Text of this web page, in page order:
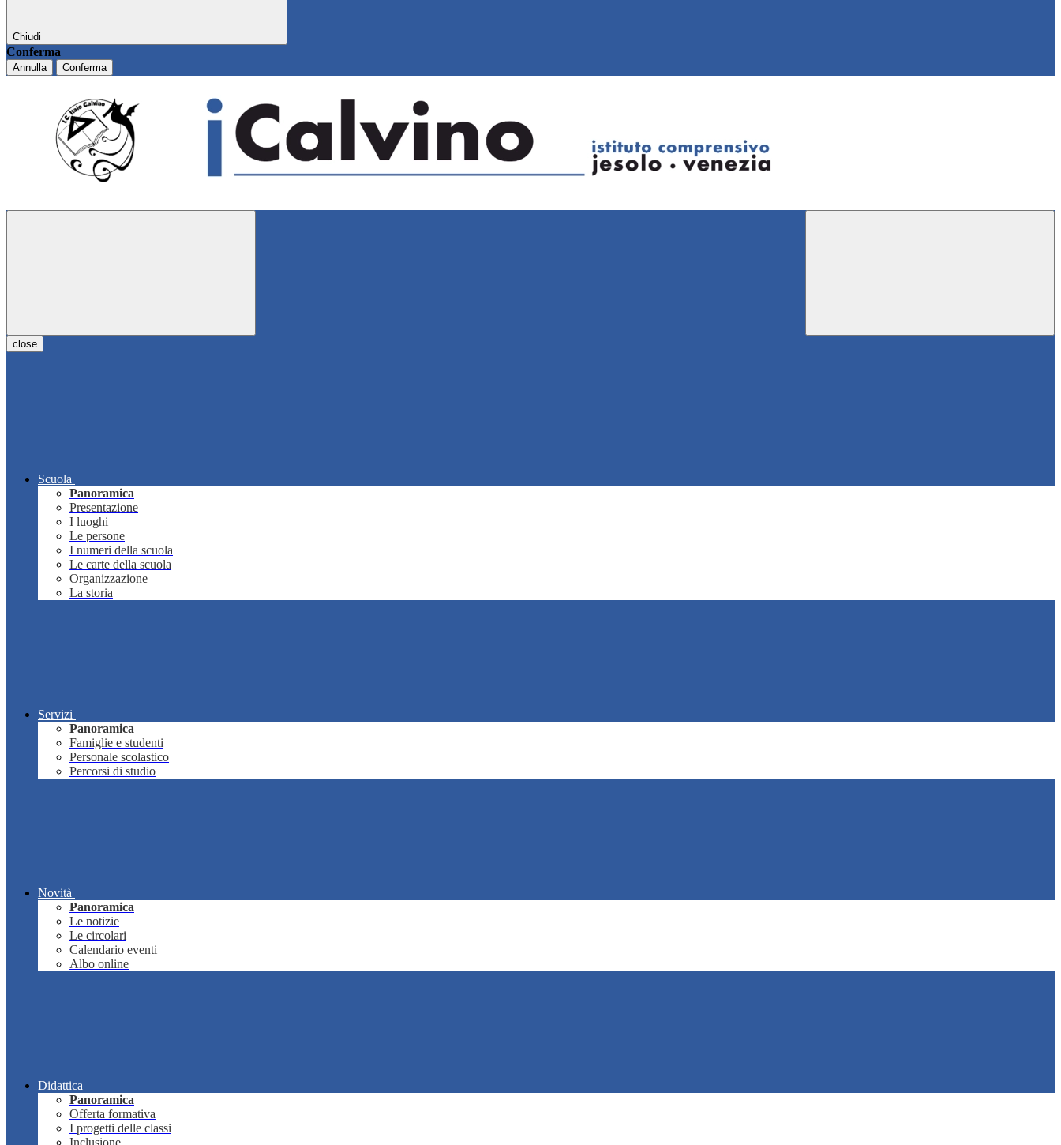
Chiudi
Conferma
Annulla Conferma
close
Scuola
Panoramica
Presentazione
I luoghi
Le persone
I numeri della scuola
Le carte della scuola
Organizzazione
La storia
Servizi
Panoramica
Famiglie e studenti
Personale scolastico
Percorsi di studio
Novità
Panoramica
Le notizie
Le circolari
Calendario eventi
Albo online
Didattica
Panoramica
Offerta formativa
I progetti delle classi